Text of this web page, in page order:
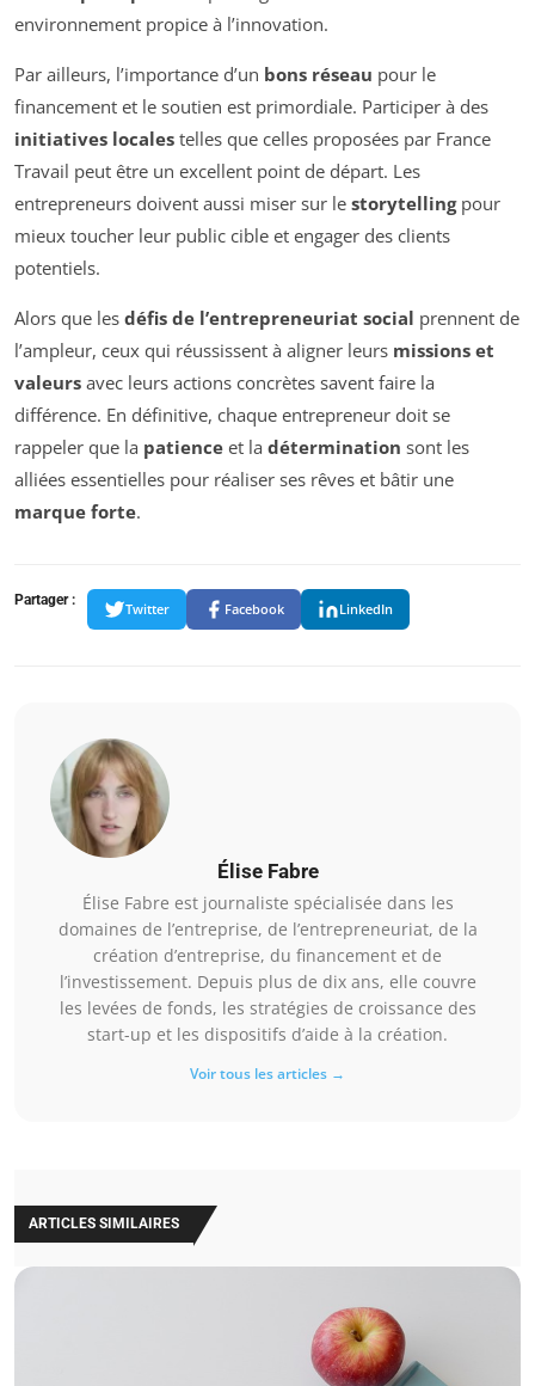
environnement propice à l’innovation.
Par ailleurs, l’importance d’un bons réseau pour le
financement et le soutien est primordiale. Participer à des
initiatives locales telles que celles proposées par France
Travail peut être un excellent point de départ. Les
entrepreneurs doivent aussi miser sur le storytellingpour
mieux toucher leur public cible et engager des clients
potentiels.
Alors que les défis de l’entrepreneuriat social prennent de
l’ampleur, ceux qui réussissent à aligner leurs missions et
valeurs avec leurs actions concrètes savent faire la
différence. En définitive, chaque entrepreneur doit se
rappeler que la patience et la détermination sont les
alliées essentielles pour réaliser ses rêves et bâtir une
marque forte.
Partager :
Twitter Facebook LinkedIn
Élise Fabre
Élise Fabre est journaliste spécialisée dans les
domaines de l’entreprise, de l’entrepreneuriat, de la
création d’entreprise, du financement et de
l’investissement. Depuis plus de dix ans, elle couvre
les levées de fonds, les stratégies de croissance des
start-up et les dispositifs d’aide à la création.
Voir tous les articles →
ARTICLES SIMILAIRES